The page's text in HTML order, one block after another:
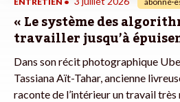
« Le système des
travailler jusqu’à
Dans son récit photographique
Tassiana Aït-Tahar, ancienne
raconte de l’intérieur un travail très